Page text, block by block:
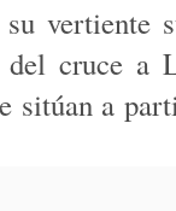
vertiente
cruce a
sitúan a